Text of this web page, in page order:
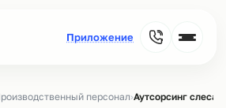
персонал›Аутсорсинг